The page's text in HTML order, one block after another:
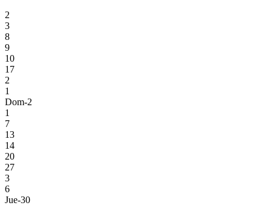
2
3
8
9
10
17
2
1
Dom-2
1
7
13
14
20
27
3
6
Jue-30